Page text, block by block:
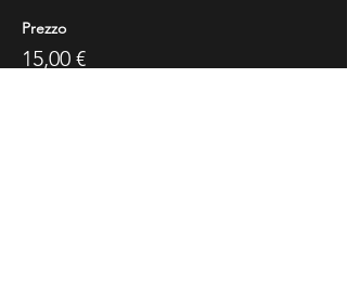
Prezzo
15,00 €